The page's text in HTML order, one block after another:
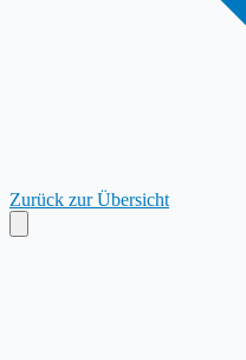
Zurück zur Übersicht